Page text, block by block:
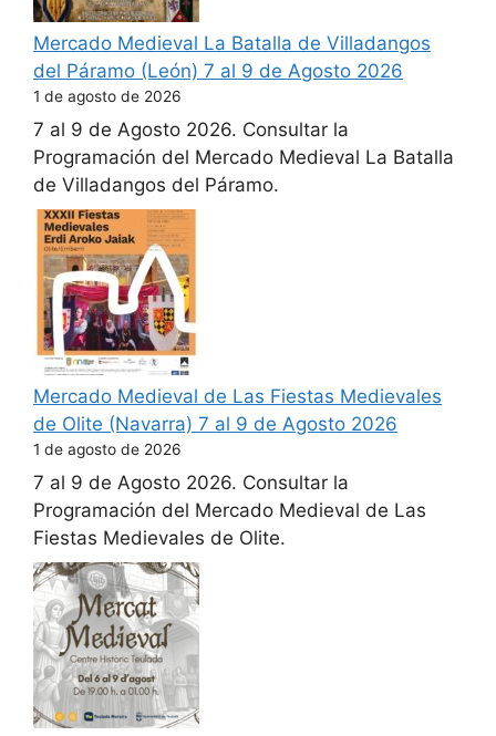
Mercado Medieval La Batalla de Villadangos
del Páramo (León) 7 al 9 de Agosto 2026
1 de agosto de 2026
7 al 9 de Agosto 2026. Consultar la
Programación del Mercado Medieval La Batalla
de Villadangos del Páramo.
Mercado Medieval de Las Fiestas Medievales
de Olite (Navarra) 7 al 9 de Agosto 2026
1 de agosto de 2026
7 al 9 de Agosto 2026. Consultar la
Programación del Mercado Medieval de Las
Fiestas Medievales de Olite.